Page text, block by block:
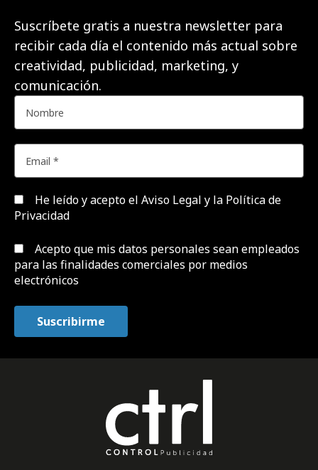
Suscríbete gratis a nuestra newsletter para
recibir cada día el contenido más actual sobre
creatividad, publicidad, marketing, y
comunicación.
He leído y acepto el Aviso Legal y la Política de
Privacidad
Acepto que mis datos personales sean empleados
para las finalidades comerciales por medios
electrónicos